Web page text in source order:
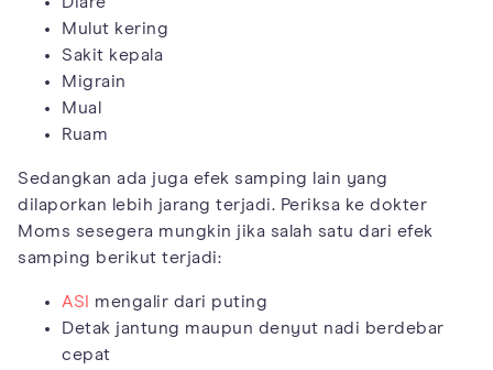
Mulut kering
Sakit kepala
Migrain
Mual
Ruam
Sedangkan ada juga efek samping lain yang
dilaporkan lebih jarang terjadi. Periksa ke dokter
Moms sesegera mungkin jika salah satu dari efek
samping berikut terjadi:
ASI
mengalir dari puting
Detak jantung maupun denyut nadi berdebar
cepat